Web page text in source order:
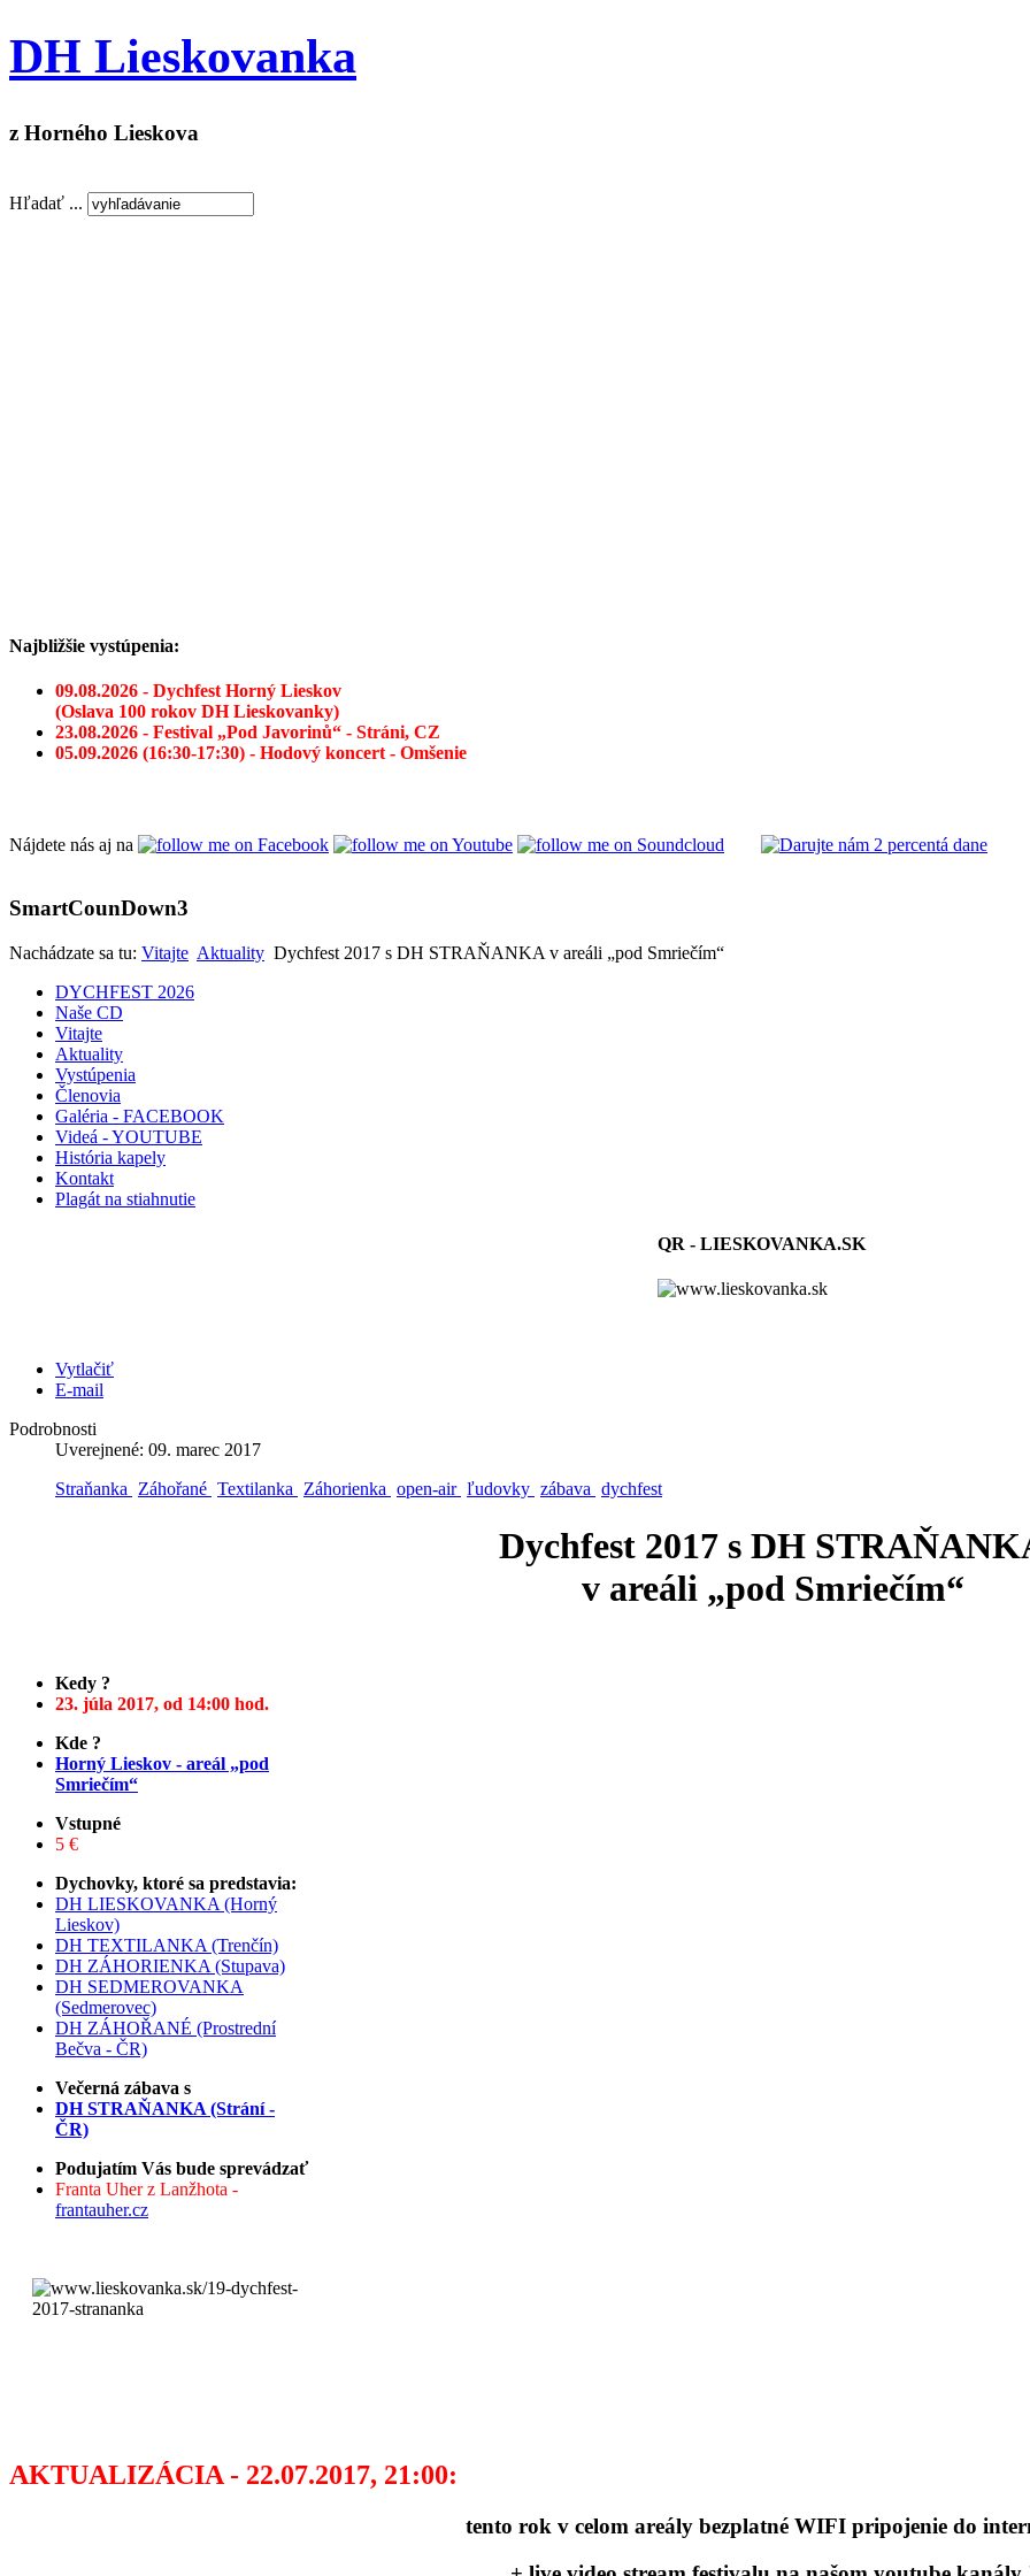
DH Lieskovanka
z Horného Lieskova
Hľadať ...
Najbližšie vystúpenia:
09.08.2026 - Dychfest Horný Lieskov
(Oslava 100 rokov DH Lieskovanky)
23.08.2026 - Festival „Pod Javorinů“ - Stráni, CZ
05.09.2026 (16:30-17:30) - Hodový koncert - Omšenie
Nájdete nás aj na
SmartCounDown3
Nachádzate sa tu: Vitajte Aktuality Dychfest 2017 s DH STRAŇANKA v areáli „pod Smriečím“
DYCHFEST 2026
Naše CD
Vitajte
Aktuality
Vystúpenia
Členovia
Galéria - FACEBOOK
Videá - YOUTUBE
História kapely
Kontakt
Plagát na stiahnutie
QR - LIESKOVANKA.SK
Vytlačiť
E-mail
Podrobnosti
Uverejnené: 09. marec 2017
Straňanka
Záhořané Textilanka Záhorienka open-air ľudovky zábava dychfest
Dychfest 2017 s DH
v areáli „pod Smriečím“
Kedy ?
23. júla 2017, od 14:00 hod.
Kde ?
Horný Lieskov - areál „pod
Smriečím“
Vstupné
5 €
Dychovky, ktoré sa predstavia:
DH LIESKOVANKA (Horný
Lieskov)
DH TEXTILANKA (Trenčín)
DH ZÁHORIENKA (Stupava)
DH SEDMEROVANKA
(Sedmerovec)
DH ZÁHOŘANÉ (Prostrední
Bečva - ČR)
Večerná zábava s
DH STRAŇANKA (Strání -
ČR)
Podujatím Vás bude sprevádzať
Franta Uher z Lanžhota -
frantauher.cz
AKTUALIZÁCIA - 22.07.2017, 21:00:
tento rok v celom areály bezplatné WIFIpripojenie do